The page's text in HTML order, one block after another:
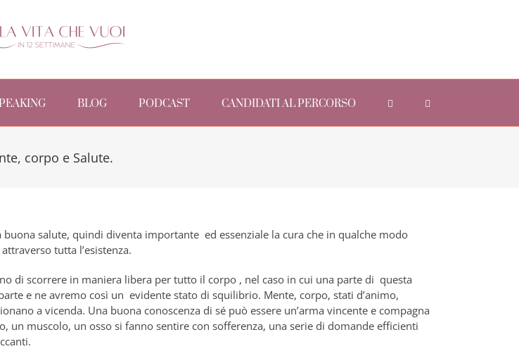
BLOG PODCAST CANDIDATI AL PERCORSO
corpo e Salute.
salute, quindi diventa importante ed essenziale la cura che in qualche modo
tutta l’esistenza.
di scorrere in maniera libera per tutto il corpo , nel caso in cui una parte di questa
e ne avremo così un evidente stato di squilibrio. Mente, corpo, stati d’animo,
a vicenda. Una buona conoscenza di sé può essere un’arma vincente e compagna
muscolo, un osso si fanno sentire con sofferenza, una serie di domande efficienti